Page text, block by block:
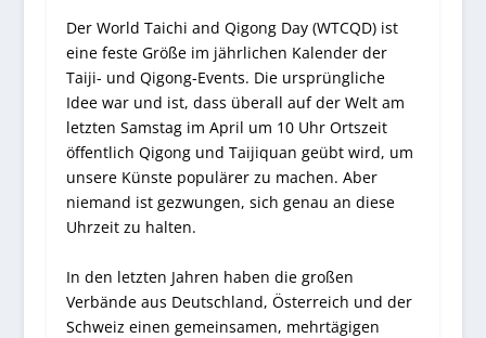
Der World Taichi and Qigong Day (WTCQD) ist
eine feste Größe im jährlichen Kalender der
Taiji- und Qigong-Events. Die ursprüngliche
Idee war und ist, dass überall auf der Welt am
letzten Samstag im April um 10 Uhr Ortszeit
öffentlich Qigong und Taijiquan geübt wird, um
unsere Künste populärer zu machen. Aber
niemand ist gezwungen, sich genau an diese
Uhrzeit zu halten.
In den letzten Jahren haben die großen
Verbände aus Deutschland, Österreich und der
Schweiz einen gemeinsamen, mehrtägigen